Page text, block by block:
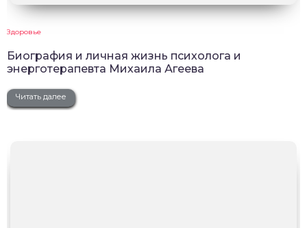
Здоровье
Биография и личная жизнь психолога и
энерготерапевта Михаила Агеева
Читать далее